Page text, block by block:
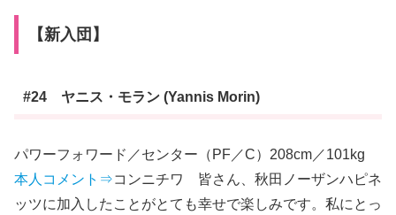
【新入団】
#24 ヤニス・モラン (Yannis Morin)
パワーフォワード／センター（PF／C）208cm／101kg
本人コメント⇒コンニチワ 皆さん、秋田ノーザンハピネ
ッツに加入したことがとても幸せで楽しみです。私にとっ